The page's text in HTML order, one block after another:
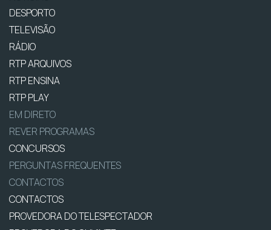
DESPORTO
TELEVISÃO
RÁDIO
RTP ARQUIVOS
RTP ENSINA
RTP PLAY
EM DIRETO
REVER PROGRAMAS
CONCURSOS
PERGUNTAS FREQUENTES
CONTACTOS
CONTACTOS
PROVEDORA DO TELESPECTADOR